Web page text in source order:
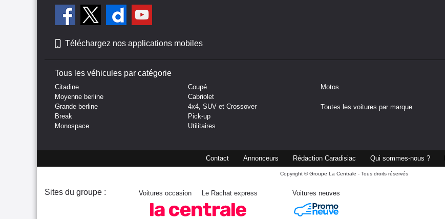
Téléchargez nos applications mobiles
Tous les véhicules par catégorie
Citadine
Moyenne berline
Grande berline
Break
Monospace
Coupé
Cabriolet
4x4, SUV et Crossover
Pick-up
Utilitaires
Motos
Toutes les voitures par marque
Contact Annonceurs Rédaction Caradisiac Qui sommes-nous ?
Copyright © Groupe La Centrale - Tous droits réservés
Sites du groupe : Voitures occasion Le Rachat express Voitures neuves